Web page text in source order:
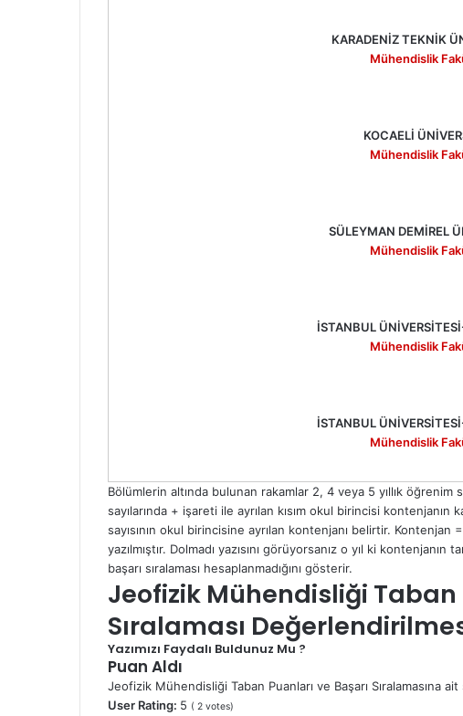
KARADENİZ TEKNİK
Mühendislik
KOCAELİ
Mühendislik
SÜLEYMAN DEMİREL
Mühendislik
İSTANBUL
Mühendislik
İSTANBUL
Mühendislik
Bölümlerin altında bulunan rakamlar 2, 4 veya 5 yıllık
sayılarında + işareti ile ayrılan kısım okul birincisi
sayısının okul birincisine ayrılan kontenjanı belirtir.
yazılmıştır. Dolmadı yazısını görüyorsanız o yıl ki
başarı sıralaması hesaplanmadığını gösterir.
Jeofizik Mühendisliği Taban
Sıralaması
Yazımızı Faydalı Buldunuz Mu ?
Puan Aldı
Jeofizik Mühendisliği Taban Puanları ve Başarı Sıralamasına
User Rating: 5 ( 2 votes)